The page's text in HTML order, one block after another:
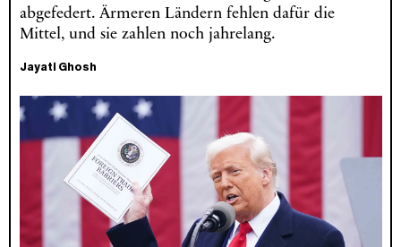
abgefedert. Ärmeren Ländern fehlen dafür die
Mittel, und sie zahlen noch jahrelang.
Jayati Ghosh